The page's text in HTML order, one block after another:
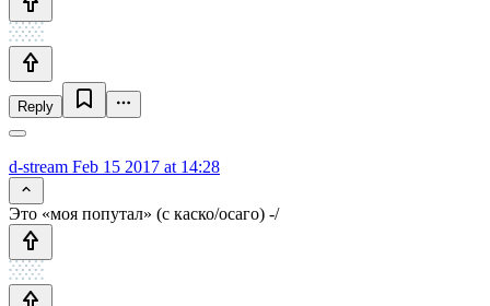
Reply
d-stream Feb 15 2017 at 14:28
Это «моя попутал» (с каско/осаго) -/